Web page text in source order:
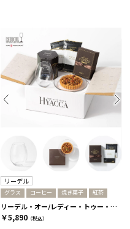
リーデル
グラス コーヒー 焼き菓子 紅茶
リーデル・オー/レディー・トゥー・ドリンク［リーデル］+ナッツタルト+コーヒーor紅茶 コーヒー
￥5,890 （税込）